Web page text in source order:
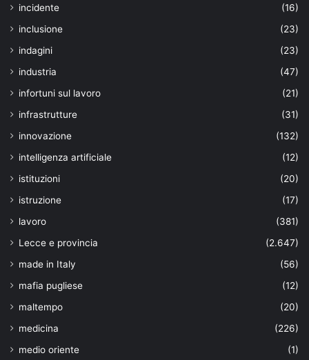
incidente
(16)
inclusione
(23)
indagini
(23)
industria
(47)
infortuni sul lavoro
(21)
infrastrutture
(31)
innovazione
(132)
intelligenza artificiale
(12)
istituzioni
(20)
istruzione
(17)
lavoro
(381)
Lecce e provincia
(2.647)
made in Italy
(56)
mafia pugliese
(12)
maltempo
(20)
medicina
(226)
medio oriente
(1)